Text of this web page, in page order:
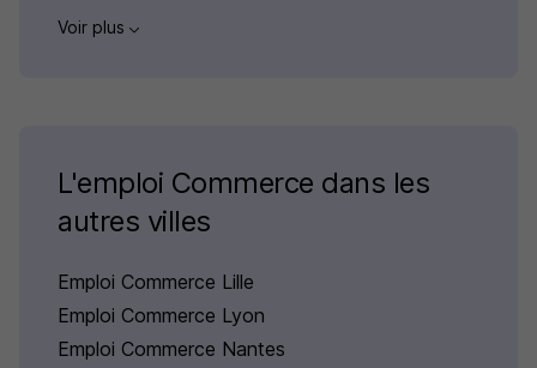
Voir plus
L'emploi Commerce dans les
autres villes
Emploi Commerce Lille
Emploi Commerce Lyon
Emploi Commerce Nantes